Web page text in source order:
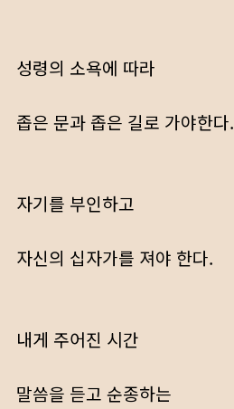
성령의 소욕에 따라
좁은 문과 좁은 길로 가야한다.
자기를 부인하고
자신의 십자가를 져야 한다.
내게 주어진 시간
말씀을 듣고 순종하는